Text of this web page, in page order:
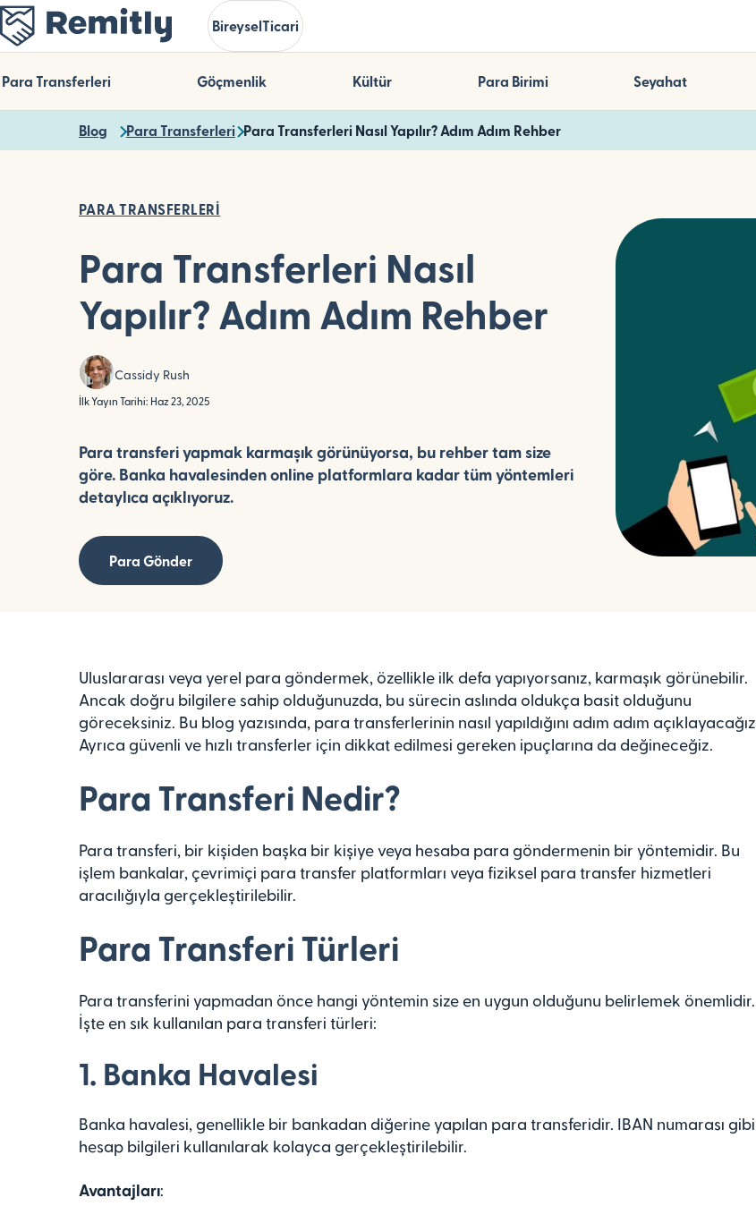
Skip
to
main
content
BireyselTicari
Para Transferleri Göçmenlik Kültür Para Birimi Seyahat
Blog Para Transferleri Para Transferleri Nasıl Yapılır? Adım Adım Rehber
PARA TRANSFERLERI
Para Transferleri Nasıl
Yapılır? Adım Adım Rehber
Cassidy Rush
İlk Yayın Tarihi: Haz 23, 2025
Para transferi yapmak karmaşık görünüyorsa, bu rehber tam size
göre. Banka havalesinden online platformlara kadar tüm yöntemleri
detaylıca açıklıyoruz.
Para Gönder
Uluslararası veya yerel para göndermek, özellikle ilk defa yapıyorsanız, karmaşık görünebilir.
Ancak doğru bilgilere sahip olduğunuzda, bu sürecin aslında oldukça basit olduğunu
göreceksiniz. Bu blog yazısında, para transferlerinin nasıl yapıldığını adım adım açıklayacağız.
Ayrıca güvenli ve hızlı transferler için dikkat edilmesi gereken ipuçlarına da değineceğiz.
Para Transferi Nedir?
Para transferi, bir kişiden başka bir kişiye veya hesaba para göndermenin bir yöntemidir. Bu
işlem bankalar, çevrimiçi para transfer platformları veya fiziksel para transfer hizmetleri
aracılığıyla gerçekleştirilebilir.
Para Transferi Türleri
Para transferini yapmadan önce hangi yöntemin size en uygun olduğunu belirlemek önemlidir.
İşte en sık kullanılan para transferi türleri:
1. Banka Havalesi
Banka havalesi, genellikle bir bankadan diğerine yapılan para transferidir. IBAN numarası gibi
hesap bilgileri kullanılarak kolayca gerçekleştirilebilir.
Avantajları: